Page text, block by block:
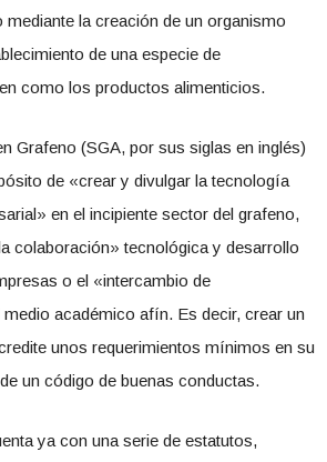
la creación de un organismo
de una especie de
como los productos alimenticios.
Grafeno (SGA, por sus siglas en inglés)
de «crear y divulgar la tecnología
en el incipiente sector del grafeno,
colaboración» tecnológica y desarrollo
o el «intercambio de
académico afín. Es decir, crear un
unos requerimientos mínimos en su
un código de buenas conductas.
ya con una serie de estatutos,